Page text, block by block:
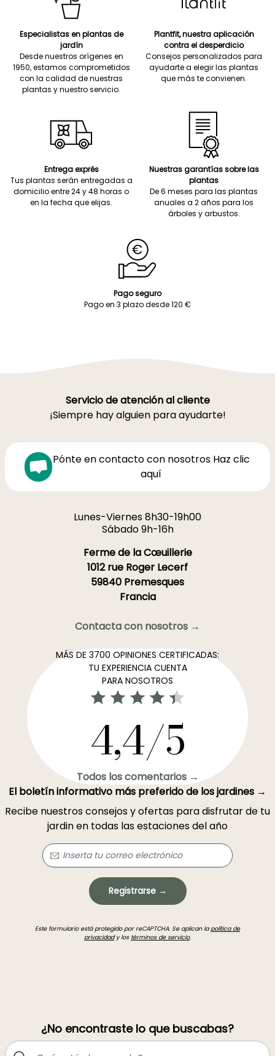
Especialistas en plantas de
jardín
Desde nuestros orígenes en
1950, estamos comprometidos
con la calidad de nuestras
plantas y nuestro servicio.
Plantfit, nuestra aplicación
contra el desperdicio
Consejos personalizados para
ayudarte a elegir las plantas
que más te convienen.
Entrega exprés
Tus plantas serán entregadas a
domicilio entre 24 y 48 horas o
en la fecha que elijas.
Nuestras garantías sobre las
plantas
De 6 meses para las plantas
anuales a 2 años para los
árboles y arbustos.
Pago seguro
Pago en 3 plazo desde 120 €
Servicio de atención al cliente
¡Siempre hay alguien para ayudarte!
Pónte en contacto con nosotros Haz clic
aquí
Lunes-Viernes 8h30-19h00
Sábado 9h-16h
Ferme de la Cœuillerie
1012 rue Roger Lecerf
59840 Premesques
Francia
Contacta con nosotros →
MÁS DE 3700 OPINIONES CERTIFICADAS:
TU EXPERIENCIA CUENTA
PARA NOSOTROS
4,4/5
Todos los comentarios →
El boletín informativo más preferido de los jardines →
Recibe nuestros consejos y ofertas para disfrutar de tu
jardin en todas las estaciones del año
Registrarse →
Este formulario está protegido por reCAPTCHA. Se aplican la política de
privacidady los términos de servicio.
¿No encontraste lo que buscabas?